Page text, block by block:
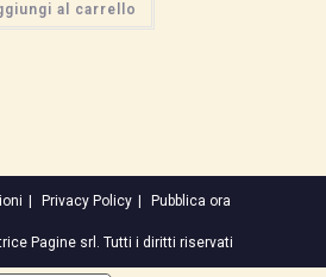
al carrello
Privacy Policy Pubblica ora
Pagine srl. Tutti i diritti riservati